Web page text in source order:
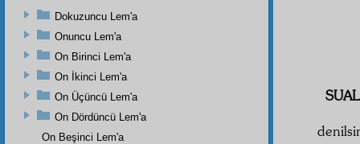
Dokuzuncu Lem'a
Onuncu Lem'a
On Birinci Lem'a
On İkinci Lem'a
On Üçüncü Lem'a
On Dördüncü Lem'a
On Beşinci Lem'a